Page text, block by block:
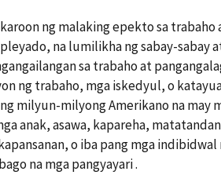
ng malaking epekto sa trabaho
na lumilikha ng sabay-sabay
sa trabaho at
ng trabaho, mga iskedyul, o
milyun-milyong Amerikano na may
anak, asawa, kapareha,
o iba pang mga indibidwal
na mga pangyayari .